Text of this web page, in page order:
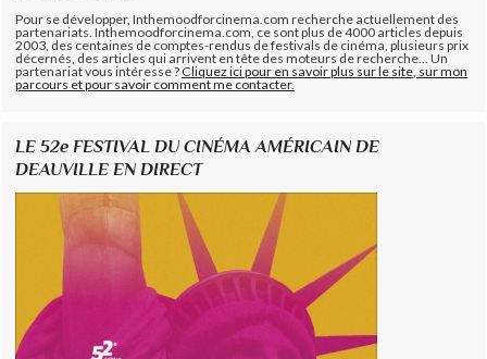
Pour se développer, Inthemoodforcinema.com recherche actuellement des
partenariats. Inthemoodforcinema.com, ce sont plus de 4000 articles depuis
2003, des centaines de comptes-rendus de festivals de cinéma, plusieurs prix
décernés, des articles qui arrivent en tête des moteurs de recherche... Un
partenariat vous intéresse ?Cliquez ici pour en savoir plus sur le site, sur mon
parcours et pour savoir comment me contacter.
LE 52e FESTIVAL DU CINÉMA AMÉRICAIN DE
DEAUVILLE EN DIRECT